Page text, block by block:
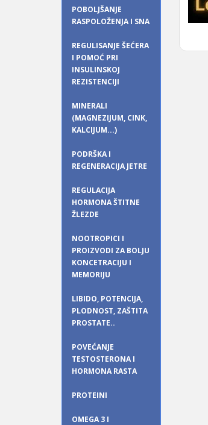
POBOLJŠANJE
RASPOLOŽENJA I SNA
REGULISANJE ŠEĆERA
I POMOĆ PRI
INSULINSKOJ
REZISTENCIJI
MINERALI
(MAGNEZIJUM, CINK,
KALCIJUM...)
PODRŠKA I
REGENERACIJA JETRE
REGULACIJA
HORMONA ŠTITNE
ŽLEZDE
NOOTROPICI I
PROIZVODI ZA BOLJU
KONCETRACIJU I
MEMORIJU
LIBIDO, POTENCIJA,
PLODNOST, ZAŠTITA
PROSTATE..
POVEĆANJE
TESTOSTERONA I
HORMONA RASTA
PROTEINI
OMEGA 3 I